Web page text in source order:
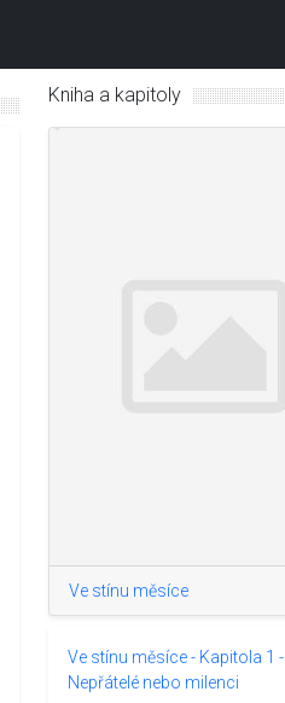
Kniha a kapitoly
Ve stínu měsíce
Ve stínu měsíce - Kapitola 1 -
Nepřátelé nebo milenci